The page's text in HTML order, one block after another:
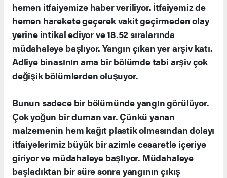
hemen itfaiyemize haber veriliyor. İtfaiyemiz de
hemen harekete geçerek vakit geçirmeden olay
yerine intikal ediyor ve 18.52 sıralarında
müdahaleye başlıyor. Yangın çıkan yer arşiv katı.
Adliye binasının ama bir bölümde tabi arşiv çok
değişik bölümlerden oluşuyor.
Bunun sadece bir bölümünde yangın görülüyor.
Çok yoğun bir duman var. Çünkü yanan
malzemenin hem kağıt plastik olmasından dolayı
itfaiyelerimiz büyük bir azimle cesaretle içeriye
giriyor ve müdahaleye başlıyor. Müdahaleye
başladıktan bir süre sonra yangının çıkış